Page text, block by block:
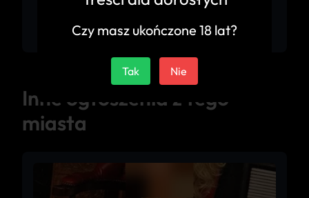
Bezkonkurencyjna. Nie mogę przestać myśleć o
kolejnym spotkaniu.
Inne ogłoszenia z tego
miasta
Czy masz ukończone 18 lat?
Tak Nie